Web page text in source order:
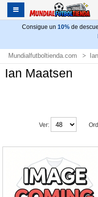
Consigue un 10% de
Mundialfutboltienda.com
Ian Maatsen
Ver: